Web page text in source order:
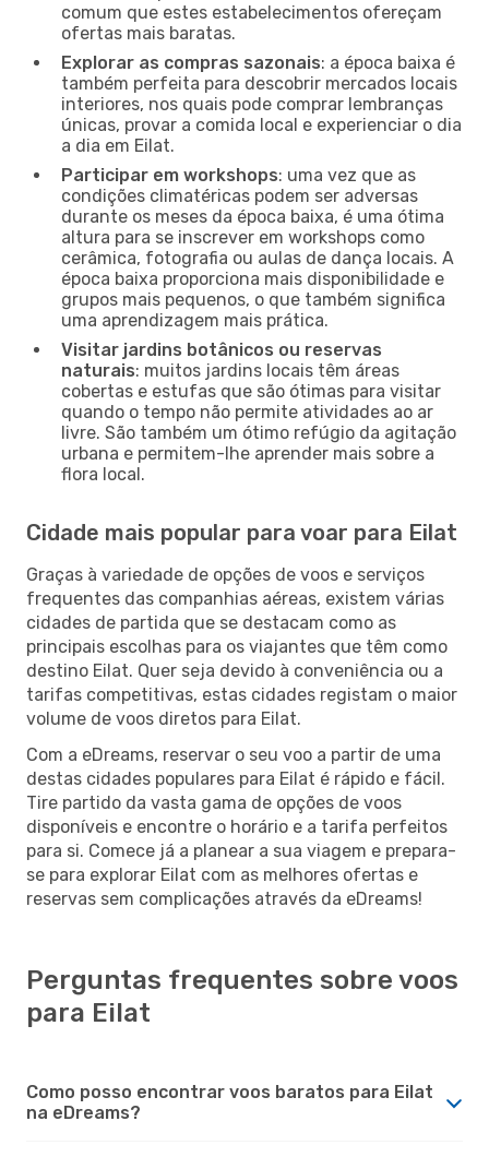
comum que estes estabelecimentos ofereçam
ofertas mais baratas.
Explorar as compras sazonais: a época baixa é
também perfeita para descobrir mercados locais
interiores, nos quais pode comprar lembranças
únicas, provar a comida local e experienciar o dia
a dia em Eilat.
Participar em workshops: uma vez que as
condições climatéricas podem ser adversas
durante os meses da época baixa, é uma ótima
altura para se inscrever em workshops como
cerâmica, fotografia ou aulas de dança locais. A
época baixa proporciona mais disponibilidade e
grupos mais pequenos, o que também significa
uma aprendizagem mais prática.
Visitar jardins botânicos ou reservas
naturais: muitos jardins locais têm áreas
cobertas e estufas que são ótimas para visitar
quando o tempo não permite atividades ao ar
livre. São também um ótimo refúgio da agitação
urbana e permitem-lhe aprender mais sobre a
flora local.
Cidade mais popular para voar para Eilat
Graças à variedade de opções de voos e serviços
frequentes das companhias aéreas, existem várias
cidades de partida que se destacam como as
principais escolhas para os viajantes que têm como
destino Eilat. Quer seja devido à conveniência ou a
tarifas competitivas, estas cidades registam o maior
volume de voos diretos para Eilat.
Com a eDreams, reservar o seu voo a partir de uma
destas cidades populares para Eilat é rápido e fácil.
Tire partido da vasta gama de opções de voos
disponíveis e encontre o horário e a tarifa perfeitos
para si. Comece já a planear a sua viagem e prepara-
se para explorar Eilat com as melhores ofertas e
reservas sem complicações através da eDreams!
Perguntas frequentes sobre voos
para Eilat
Como posso encontrar voos baratos para Eilat
na eDreams?